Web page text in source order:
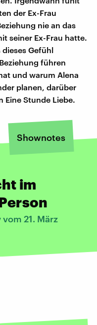
der Ex-Frau
nie an das
seiner Ex-Frau hatte.
Gefühl
führen
und warum Alena
planen, darüber
Eine Stunde Liebe.
Shownotes
im
21. März